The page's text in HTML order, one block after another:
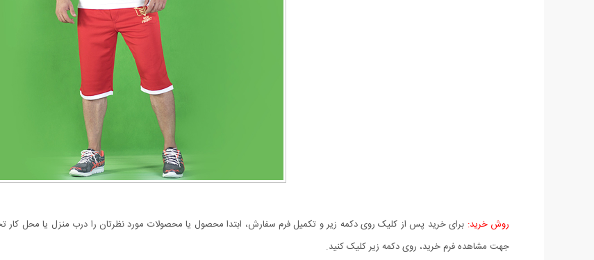
روش خرید: برای خرید پس از کلیک روی دکمه زیر و تکمیل فرم سفارش، ابتدا محصول یا محصولات مورد نظرتان را درب منزل یا محل کار
جهت مشاهده فرم خرید، روی دکمه زیر کلیک کنید.